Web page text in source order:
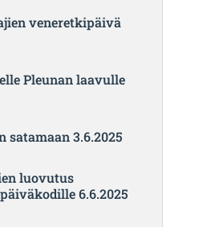
veneretkipäivä
Pleunan laavulle
satamaan 3.6.2025
luovutus
6.6.2025